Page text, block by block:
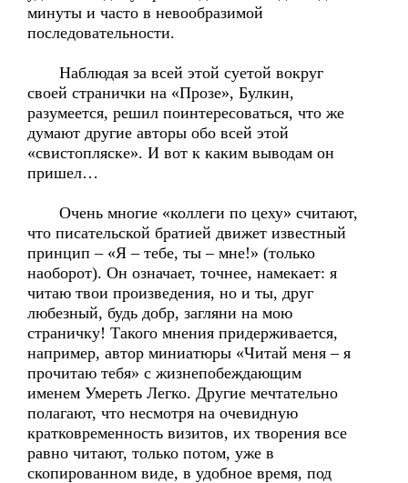
минуты и часто в невообразимой
последовательности.
Наблюдая за всей этой суетой вокруг
своей странички на «Прозе», Булкин,
разумеется, решил поинтересоваться, что же
думают другие авторы обо всей этой
«свистопляске». И вот к каким выводам он
пришел…
Очень многие «коллеги по цеху» считают,
что писательской братией движет известный
принцип – «Я – тебе, ты – мне!» (только
наоборот). Он означает, точнее, намекает: я
читаю твои произведения, но и ты, друг
любезный, будь добр, загляни на мою
страничку! Такого мнения придерживается,
например, автор миниатюры «Читай меня – я
прочитаю тебя» с жизнепобеждающим
именем Умереть Легко. Другие мечтательно
полагают, что несмотря на очевидную
кратковременность визитов, их творения все
равно читают, только потом, уже в
скопированном виде, в удобное время, под